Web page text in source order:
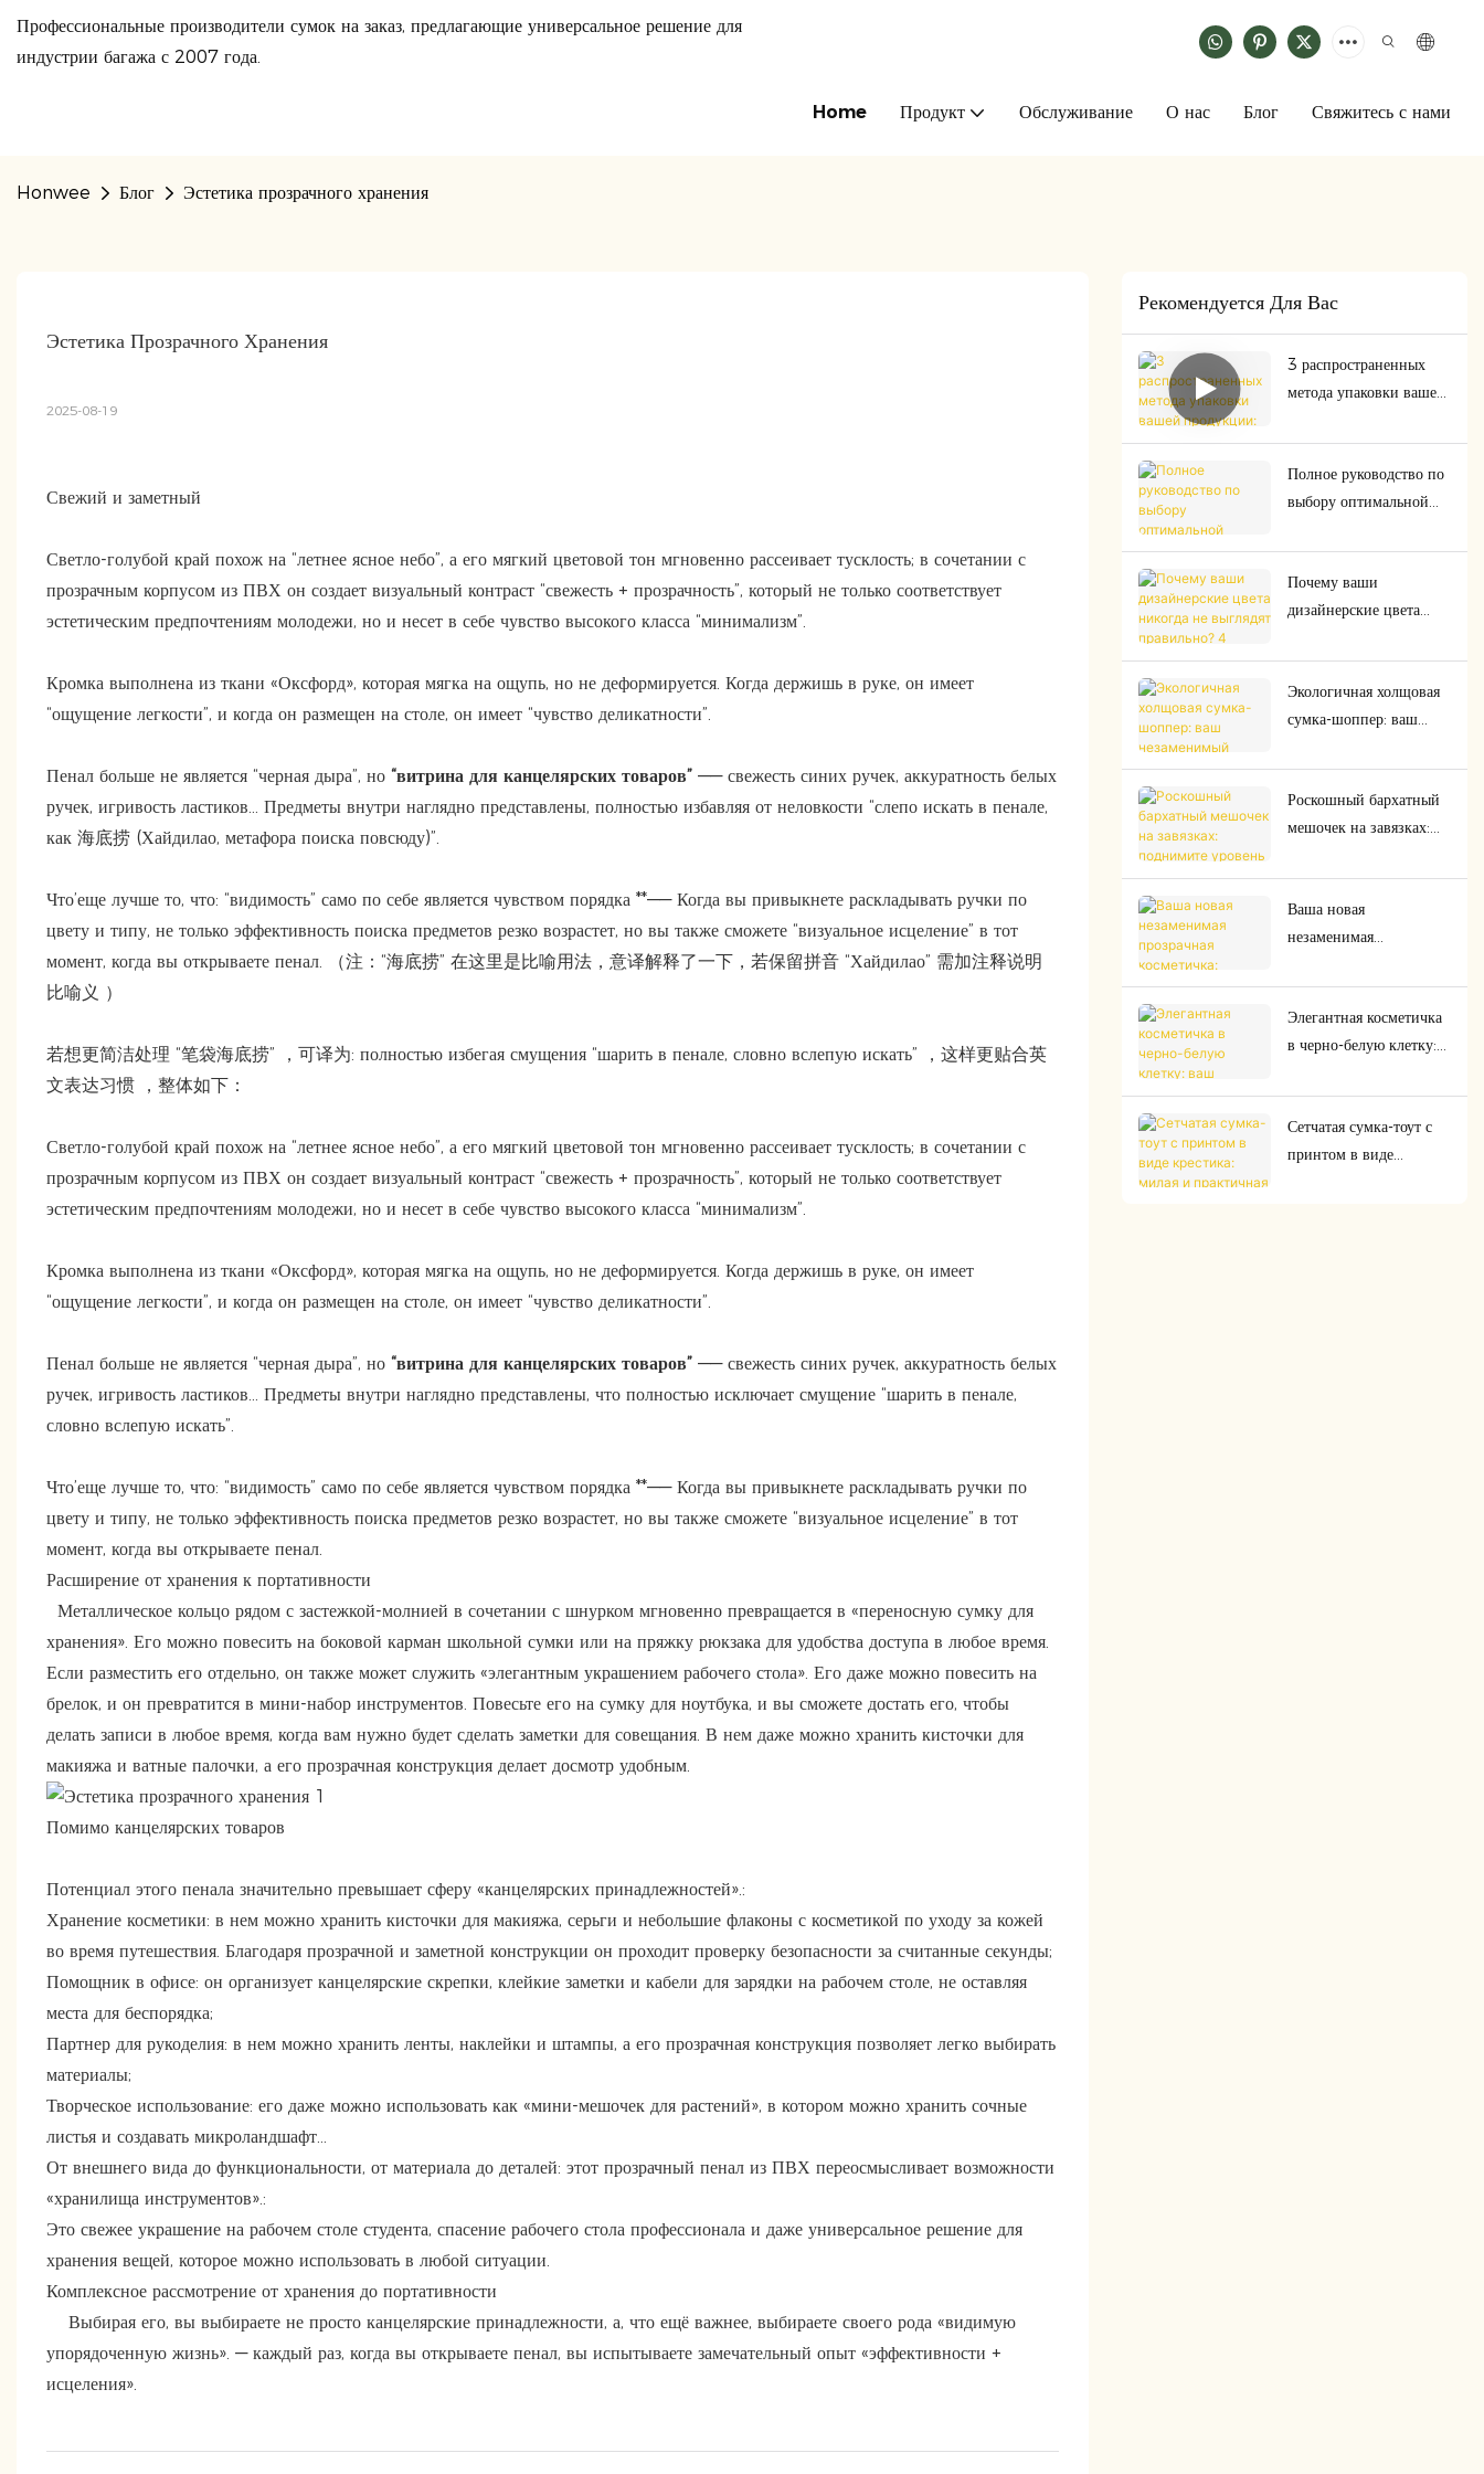
Профессиональные производители сумок на заказ, предлагающие универсальное решение для
индустрии багажа с 2007 года.
Home Продукт Обслуживание О нас Блог Свяжитесь с нами
Honwee Блог Эстетика прозрачного хранения
Эстетика Прозрачного Хранения
2025-08-19
Свежий и заметный
Светло-голубой край похож на “летнее ясное небо”, а его мягкий цветовой тон мгновенно рассеивает тусклость; в сочетании с
прозрачным корпусом из ПВХ он создает визуальный контраст “свежесть + прозрачность”, который не только соответствует
эстетическим предпочтениям молодежи, но и несет в себе чувство высокого класса “минимализм”.
Кромка выполнена из ткани «Оксфорд», которая мягка на ощупь, но не деформируется. Когда держишь в руке, он имеет
“ощущение легкости”, и когда он размещен на столе, он имеет “чувство деликатности”.
Пенал больше не является “черная дыра”, но “витрина для канцелярских товаров”—— свежесть синих ручек, аккуратность белых
ручек, игривость ластиков... Предметы внутри наглядно представлены, полностью избавляя от неловкости “слепо искать в пенале,
как 海底捞 (Хайдилао, метафора поиска повсюду)”.
Что’еще лучше то, что: “видимость” само по себе является чувством порядка **—— Когда вы привыкнете раскладывать ручки по
цвету и типу, не только эффективность поиска предметов резко возрастет, но вы также сможете “визуальное исцеление” в тот
момент, когда вы открываете пенал. （注：“海底捞” 在这里是比喻用法，意译解释了一下，若保留拼音 “Хайдилао” 需加注释说明
比喻义 ）
若想更简洁处理 “笔袋海底捞” ，可译为: полностью избегая смущения “шарить в пенале, словно вслепую искать” ，这样更贴合英
文表达习惯 ，整体如下：
Светло-голубой край похож на “летнее ясное небо”, а его мягкий цветовой тон мгновенно рассеивает тусклость; в сочетании с
прозрачным корпусом из ПВХ он создает визуальный контраст “свежесть + прозрачность”, который не только соответствует
эстетическим предпочтениям молодежи, но и несет в себе чувство высокого класса “минимализм”.
Кромка выполнена из ткани «Оксфорд», которая мягка на ощупь, но не деформируется. Когда держишь в руке, он имеет
“ощущение легкости”, и когда он размещен на столе, он имеет “чувство деликатности”.
Пенал больше не является “черная дыра”, но “витрина для канцелярских товаров”—— свежесть синих ручек, аккуратность белых
ручек, игривость ластиков... Предметы внутри наглядно представлены, что полностью исключает смущение “шарить в пенале,
словно вслепую искать”.
Что’еще лучше то, что: “видимость” само по себе является чувством порядка **—— Когда вы привыкнете раскладывать ручки по
цвету и типу, не только эффективность поиска предметов резко возрастет, но вы также сможете “визуальное исцеление” в тот
момент, когда вы открываете пенал.
Расширение от хранения к портативности
Металлическое кольцо рядом с застежкой-молнией в сочетании с шнурком мгновенно превращается в «переносную сумку для
хранения». Его можно повесить на боковой карман школьной сумки или на пряжку рюкзака для удобства доступа в любое время.
Если разместить его отдельно, он также может служить «элегантным украшением рабочего стола». Его даже можно повесить на
брелок, и он превратится в мини-набор инструментов. Повесьте его на сумку для ноутбука, и вы сможете достать его, чтобы
делать записи в любое время, когда вам нужно будет сделать заметки для совещания. В нем даже можно хранить кисточки для
макияжа и ватные палочки, а его прозрачная конструкция делает досмотр удобным.
Помимо канцелярских товаров
Потенциал этого пенала значительно превышает сферу «канцелярских принадлежностей».:
Хранение косметики: в нем можно хранить кисточки для макияжа, серьги и небольшие флаконы с косметикой по уходу за кожей
во время путешествия. Благодаря прозрачной и заметной конструкции он проходит проверку безопасности за считанные секунды;
Помощник в офисе: он организует канцелярские скрепки, клейкие заметки и кабели для зарядки на рабочем столе, не оставляя
места для беспорядка;
Партнер для рукоделия: в нем можно хранить ленты, наклейки и штампы, а его прозрачная конструкция позволяет легко выбирать
материалы;
Творческое использование: его даже можно использовать как «мини-мешочек для растений», в котором можно хранить сочные
листья и создавать микроландшафт...
От внешнего вида до функциональности, от материала до деталей: этот прозрачный пенал из ПВХ переосмысливает возможности
«хранилища инструментов».:
Это свежее украшение на рабочем столе студента, спасение рабочего стола профессионала и даже универсальное решение для
хранения вещей, которое можно использовать в любой ситуации.
Комплексное рассмотрение от хранения до портативности
Выбирая его, вы выбираете не просто канцелярские принадлежности, а, что ещё важнее, выбираете своего рода «видимую
упорядоченную жизнь». — каждый раз, когда вы открываете пенал, вы испытываете замечательный опыт «эффективности +
исцеления».
Рекомендуется Для Вас
3 распространенных
метода упаковки вашей
подходящий для
безопасности и
экономичности.
Полное руководство по
выбору оптимальной
сумок премиум-класса.
Почему ваши
дизайнерские цвета
правильно? 4 скрытых
фактора, портящих
цветовую презентацию!
Экологичная холщовая
сумка-шоппер: ваш
вопросах устойчивого
развития.
Роскошный бархатный
мешочек на завязках:
подарков и
организации
пространства благодаря
Ваша новая
незаменимая
одобрена TSA, прочная
и идеально подходит
для любых
Элегантная косметичка
в черно-белую клетку:
для путешествий.
Сетчатая сумка-тоут с
принтом в виде